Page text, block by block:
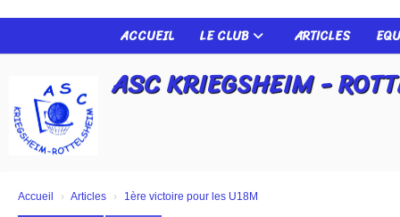
ACCUEIL LE CLUB ARTICLES
ASC KRIEGSHEIM -
Accueil Articles 1ère victoire pour les U18M